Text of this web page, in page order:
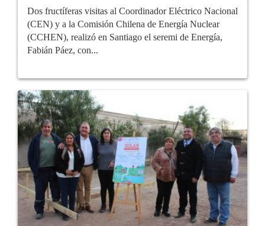
Dos fructíferas visitas al Coordinador Eléctrico Nacional
(CEN) y a la Comisión Chilena de Energía Nuclear
(CCHEN), realizó en Santiago el seremi de Energía,
Fabián Páez, con...